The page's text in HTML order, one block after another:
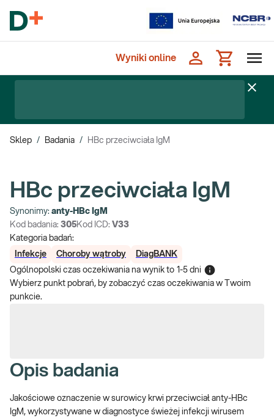
Wyniki online
Sklep / Badania / HBc przeciwciała IgM
HBc przeciwciała IgM
Synonimy: anty-HBc IgM
Kod badania: 305Kod ICD: V33
Kategoria badań:
Infekcje
Choroby wątroby
DiagBANK
Ogólnopolski czas oczekiwania na wynik to 1-5 dni
Wybierz punkt pobrań, by zobaczyć czas oczekiwania w Twoim
punkcie.
Opis badania
Jakościowe oznaczenie w surowicy krwi przeciwciał anty-HBc
IgM, wykorzystywane w diagnostyce świeżej infekcji wirusem